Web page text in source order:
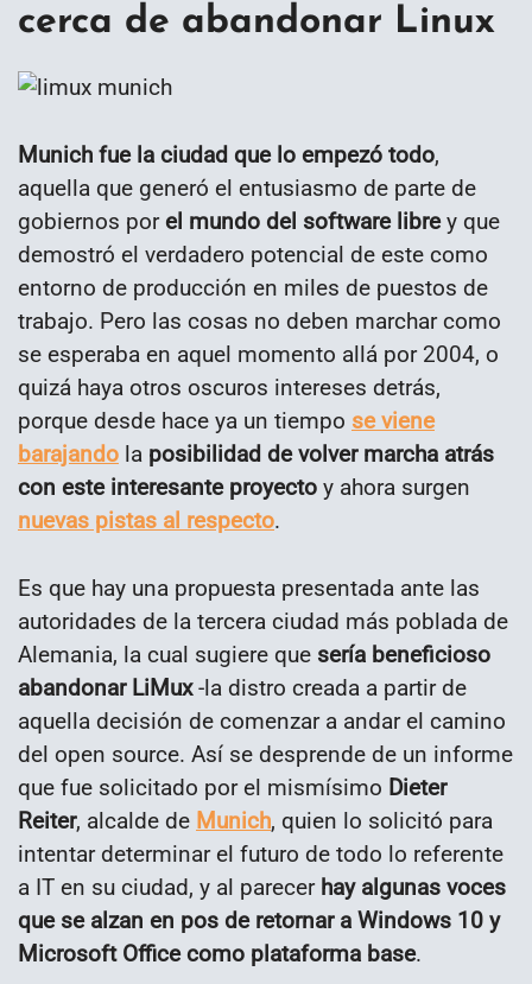
cerca de abandonar Linux
Munich fue la ciudad que lo empezó todo,
aquella que generó el entusiasmo de parte de
gobiernos porel mundo del software librey que
demostró el verdadero potencial de este como
entorno de producción en miles de puestos de
trabajo. Pero las cosas no deben marchar como
se esperaba en aquel momento allá por 2004, o
quizá haya otros oscuros intereses detrás,
porque desde hace ya un tiempo se viene
barajando la posibilidad de volver marcha atrás
con este interesante proyecto y ahora surgen
nuevas pistas al respecto.
Es que hay una propuesta presentada ante las
autoridades de la tercera ciudad más poblada de
Alemania, la cual sugiere que sería beneficioso
abandonar LiMux-la distro creada a partir de
aquella decisión de comenzar a andar el camino
del open source. Así se desprende de un informe
que fue solicitado por el mismísimo Dieter
Reiter, alcalde de Munich, quien lo solicitó para
intentar determinar el futuro de todo lo referente
a IT en su ciudad, y al parecer hay algunas voces
que se alzan en pos de retornar a Windows 10 y
Microsoft Office como plataforma base.